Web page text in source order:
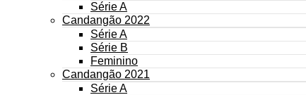
Série A
Candangão 2022
Série A
Série B
Feminino
Candangão 2021
Série A